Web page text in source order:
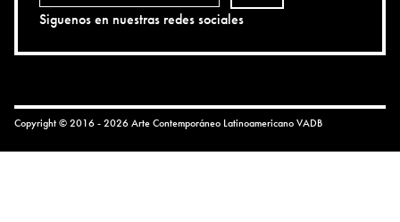
Siguenos en nuestras redes sociales
Copyright © 2016 - 2026 Arte Contemporáneo LatinoamericanoVADB